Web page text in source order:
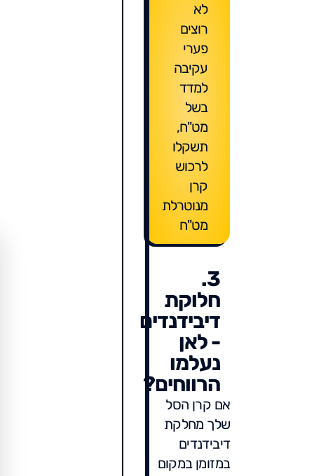
לא
רוצים
פערי
עקיבה
למדד
בשל
מט"ח,
תשקלו
לרכוש
קרן
מנוטרלת
מט"ח
3.
חלוקת
דיבידנדים
- לאן
נעלמו
הרווחים?
אם קרן הסל
שלך מחלקת
דיבידנדים
במזומן במקום